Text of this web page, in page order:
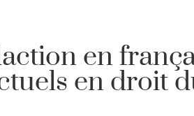
en
en droit